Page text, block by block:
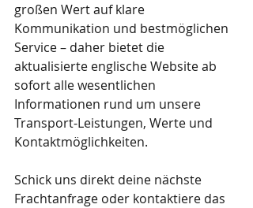
großen Wert auf klare
Kommunikation und bestmöglichen
Service – daher bietet die
aktualisierte englische Website ab
sofort alle wesentlichen
Informationen rund um unsere
Transport-Leistungen, Werte und
Kontaktmöglichkeiten.
Schick uns direkt deine nächste
Frachtanfrage oder kontaktiere das